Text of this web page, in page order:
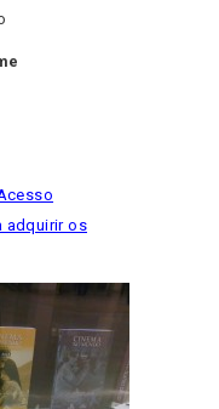
adquirir os